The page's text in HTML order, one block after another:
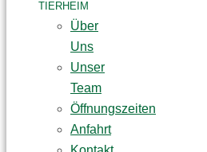
TIERHEIM
Über
Uns
Unser
Team
Öffnungszeiten
Anfahrt